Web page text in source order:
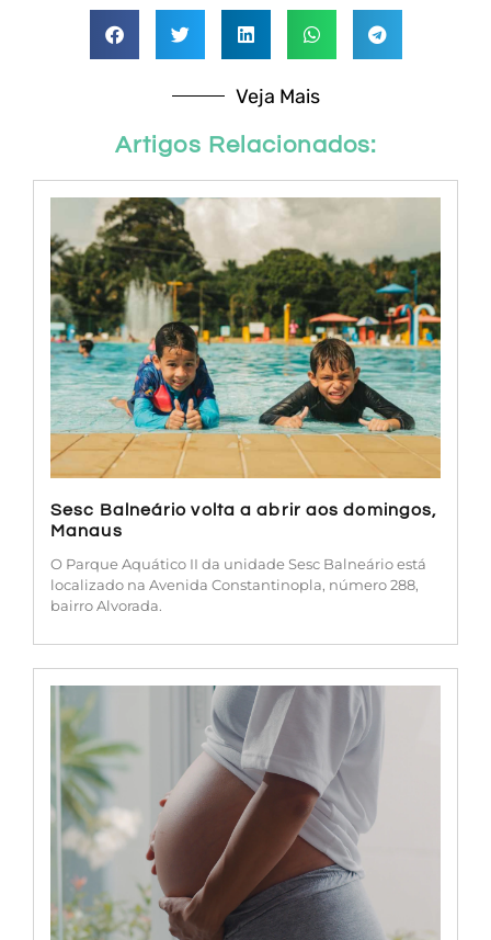
Veja Mais
Artigos Relacionados:
Sesc Balneário volta a abrir aos domingos,
Manaus
O Parque Aquático II da unidade Sesc Balneário está
localizado na Avenida Constantinopla, número 288,
bairro Alvorada.